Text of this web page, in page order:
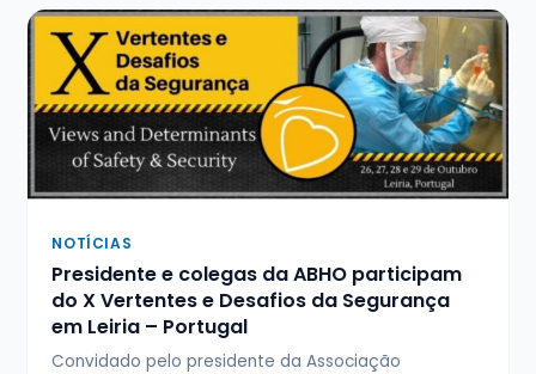
NOTÍCIAS
Presidente e colegas da ABHO participam
do X Vertentes e Desafios da Segurança
em Leiria – Portugal
Convidado pelo presidente da Associação